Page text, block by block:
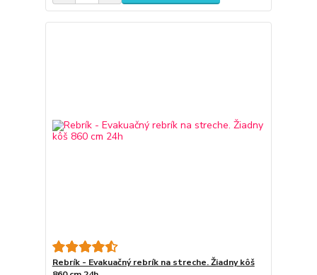
Rebrík - Evakuačný rebrík na streche. Žiadny kôš